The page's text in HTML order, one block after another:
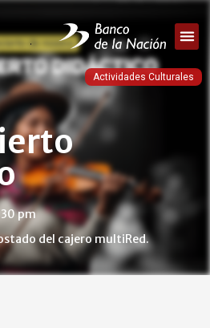
Actividades Culturales
pm
del cajero multiRed.